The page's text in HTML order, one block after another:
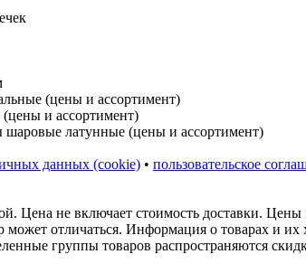
данных (cookie) • пользовательское
Цена не включает стоимость доставки.
отличаться. Информация о товарах и
группы товаров распространяются